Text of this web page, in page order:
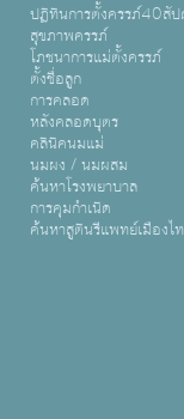
ปฏิทินการตั้งครรภ์40สั
สุขภาพครรภ์
โภชนาการแม่ตั้งครรภ์
ตั้งชื่อลูก
การคลอด
หลังคลอดบุตร
คลินิคนมแม่
นมผง / นมผสม
ค้นหาโรงพยาบาล
การคุมกำเนิด
ค้นหาสูตินรีแพทย์เมืองไ